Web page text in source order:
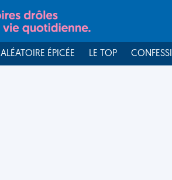
ALÉATOIRE ÉPICÉE LE TOP